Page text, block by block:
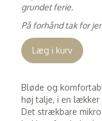
grundet ferie.
På forhånd tak for
Læg i kurv
Bløde og
høj talje, i en lækker
Det strækbare